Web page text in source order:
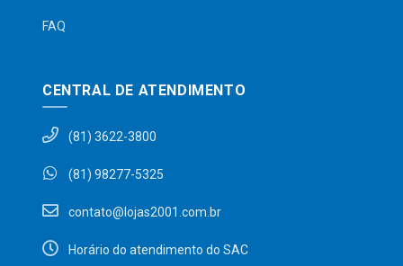
FAQ
CENTRAL DE ATENDIMENTO
(81) 3622-3800
(81) 98277-5325
contato@lojas2001.com.br
Horário do atendimento do SAC